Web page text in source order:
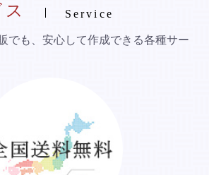
Service
でも、安心して作成できる各種サー